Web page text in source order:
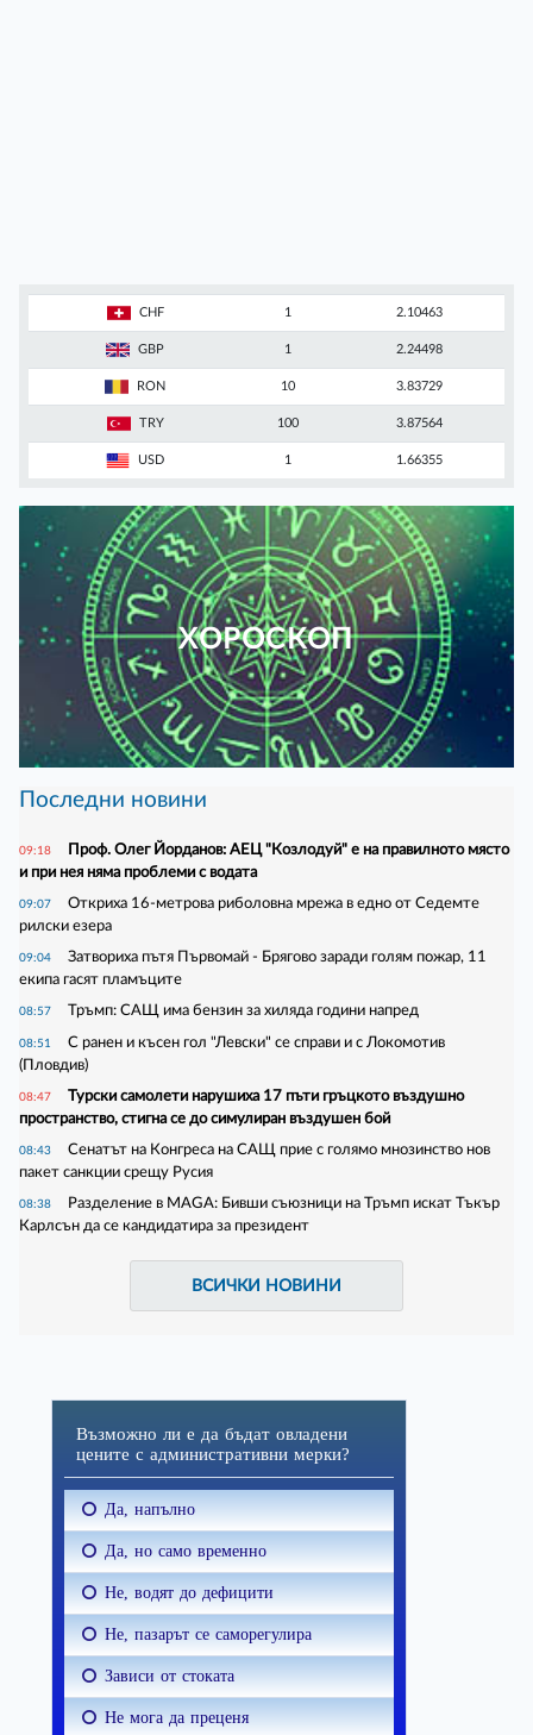
CHF 1 2.10463
GBP 1 2.24498
RON 10 3.83729
TRY 100 3.87564
USD 1 1.66355
ХОРОСКОП
Последни новини
09:18
Проф. Олег Йорданов: АЕЦ "Козлодуй" е на правилното място
и при нея няма проблеми с водата
09:07
Откриха 16-метрова риболовна мрежа в едно от Седемте
рилски езера
09:04
Затвориха пътя Първомай - Брягово заради голям пожар, 11
екипа гасят пламъците
08:57 Тръмп: САЩ има бензин за хиляда години напред
08:51
С ранен и късен гол "Левски" се справи и с Локомотив
(Пловдив)
08:47
Турски самолети нарушиха 17 пъти гръцкото въздушно
пространство, стигна се до симулиран въздушен бой
08:43
Сенатът на Конгреса на САЩ прие с голямо мнозинство нов
пакет санкции срещу Русия
08:38
Разделение в MAGA: Бивши съюзници на Тръмп искат Тъкър
Карлсън да се кандидатира за президент
ВСИЧКИ НОВИНИ